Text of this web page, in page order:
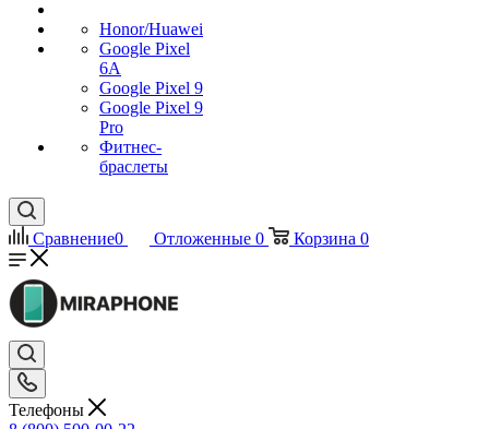
Honor/Huawei
Google Pixel
6A
Google Pixel 9
Google Pixel 9
Pro
Фитнес-
браслеты
Сравнение0 Отложенные 0 Корзина 0
Телефоны